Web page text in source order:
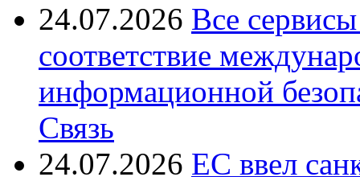
24.07.2026 Все
соответствие
информационной
Связь
24.07.2026 ЕС ввел